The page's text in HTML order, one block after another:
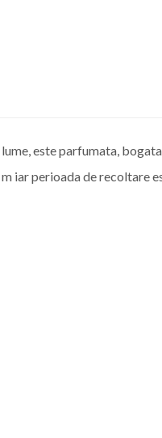
este parfumata,
iar perioada de recoltare